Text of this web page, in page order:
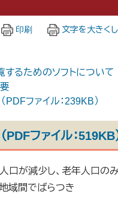
印刷 文字を大きく
するためのソフトについて
PDFファイル：239KB）
ファイル：519KB
口が減少し、老年人口の
域間でばらつき